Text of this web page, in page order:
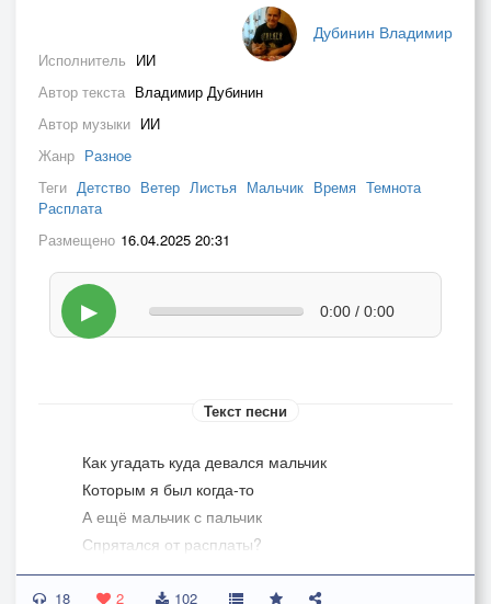
Дубинин Владимир
Исполнитель ИИ
Автор текста Владимир Дубинин
Автор музыки ИИ
Жанр Разное
Теги Детство Ветер Листья Мальчик Время Темнота
Расплата
Размещено 16.04.2025 20:31
▶ 0:00 / 0:00
Текст песни
Как угадать куда девался мальчик
Которым я был когда-то
А ещё мальчик с пальчик
Спрятался от расплаты?
Скажи ещё зачем умирают листья
18 2 102